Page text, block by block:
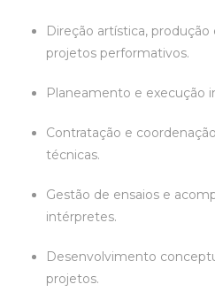
Direção artística,
projetos performativos.
Planeamento e execução
Contratação e
técnicas.
Gestão de ensaios e
intérpretes.
Desenvolvimento
projetos.